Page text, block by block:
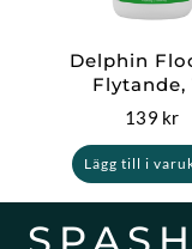
Delphin
Flytande,
139 kr
Lägg till i